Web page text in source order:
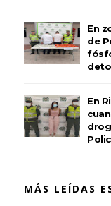
En
de
En
MÁS LEÍDAS